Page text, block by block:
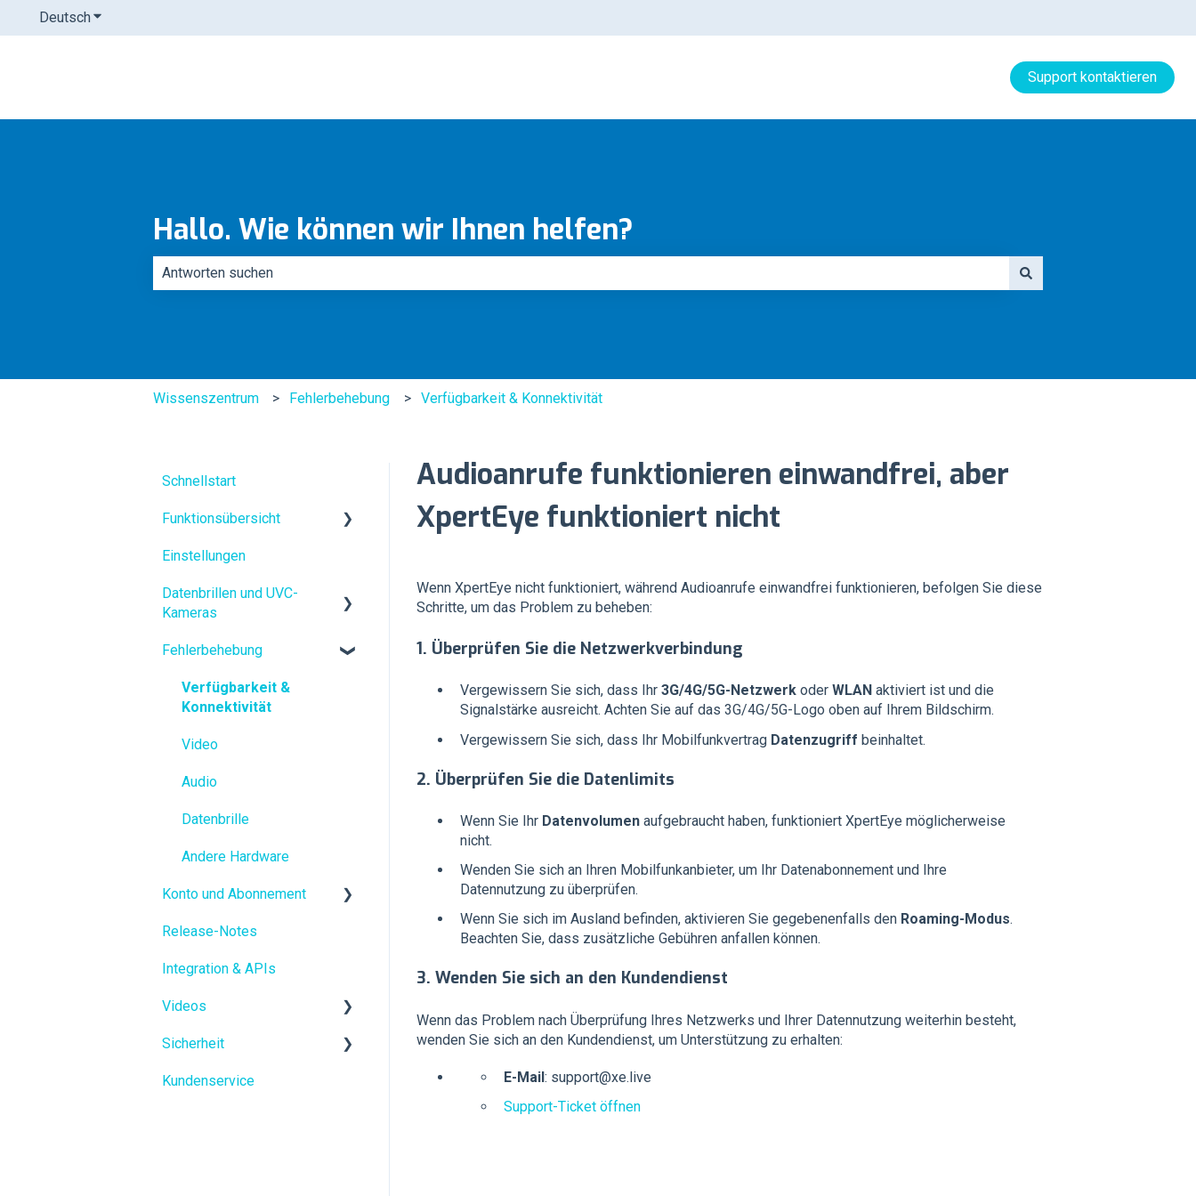
Deutsch Untermenü für Übersetzungen anzeigen
Support kontaktieren
Hallo. Wie können wir Ihnen helfen?
Wissenszentrum Fehlerbehebung Verfügbarkeit & Konnektivität
Audioanrufe funktionieren einwandfrei, aber
XpertEye funktioniert nicht
Wenn XpertEye nicht funktioniert, während Audioanrufe einwandfrei funktionieren, befolgen Sie diese
Schritte, um das Problem zu beheben:
1. Überprüfen Sie die Netzwerkverbindung
Vergewissern Sie sich, dass Ihr 3G/4G/5G-Netzwerkoder WLAN aktiviert ist und die
Signalstärke ausreicht. Achten Sie auf das 3G/4G/5G-Logo oben auf Ihrem Bildschirm.
Vergewissern Sie sich, dass Ihr Mobilfunkvertrag Datenzugriff beinhaltet.
2. Überprüfen Sie die Datenlimits
Wenn Sie Ihr Datenvolumenaufgebraucht haben, funktioniert XpertEye möglicherweise
nicht.
Wenden Sie sich an Ihren Mobilfunkanbieter, um Ihr Datenabonnement und Ihre
Datennutzung zu überprüfen.
Wenn Sie sich im Ausland befinden, aktivieren Sie gegebenenfalls den Roaming-Modus.
Beachten Sie, dass zusätzliche Gebühren anfallen können.
3. Wenden Sie sich an den Kundendienst
Wenn das Problem nach Überprüfung Ihres Netzwerks und Ihrer Datennutzung weiterhin besteht,
wenden Sie sich an den Kundendienst, um Unterstützung zu erhalten:
E-Mail: support@xe.live
Support-Ticket öffnen
Schnellstart
Funktionsübersicht
Zusammenarbeit
KI in XpertEye
Einstellungen
Datenbrillen und UVC-
Kameras
Datenbrillen
UVC-Kameras
Fehlerbehebung
Verfügbarkeit &
Konnektivität
Video
Audio
Datenbrille
Andere Hardware
Konto und Abonnement
Kostenlose Testversion
Mein XpertEye-Konto
Release-Notes
Integration & APIs
Videos
XpertEye-Funktionen
XpertEye-Anwendungsfälle
Sicherheit
Datensicherheit
Kundenservice